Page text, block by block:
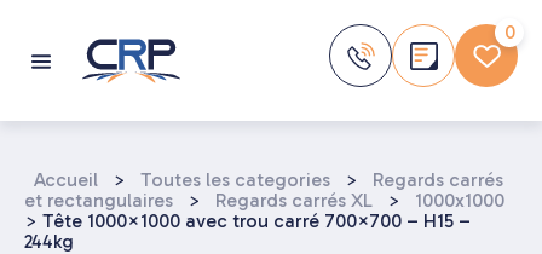
contenu
0
Accueil > Toutes les categories >
Regards carrés
et rectangulaires
> Regards carrés XL >
1000x1000
> Tête 1000×1000 avec trou carré 700×700 – H15 –
244kg